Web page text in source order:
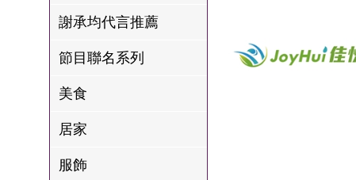
三立X信海 星
鮮蝦蝦滑
愛雅辣呦
肉爐
台塑生醫
謝承均代言推薦
節目聯名系列
美食
居家
服飾